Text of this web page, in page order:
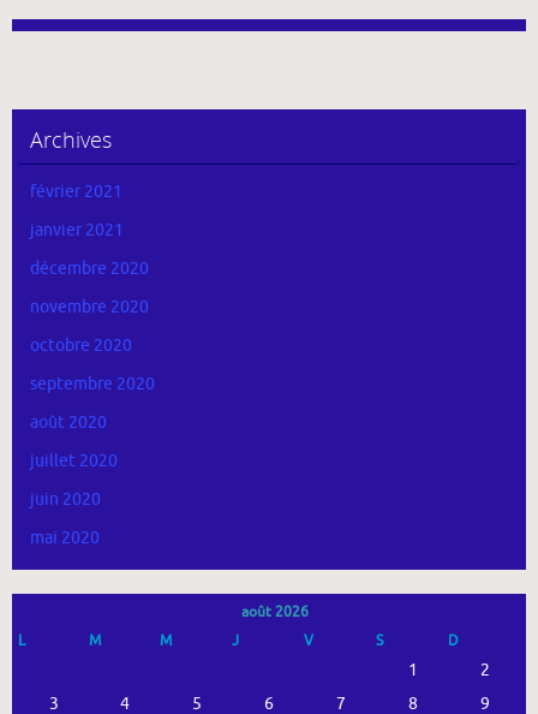
Archives
février 2021
janvier 2021
décembre 2020
novembre 2020
octobre 2020
septembre 2020
août 2020
juillet 2020
juin 2020
mai 2020
août 2026
L
M M J V S D
1
2
3
4 5 6 7 8 9